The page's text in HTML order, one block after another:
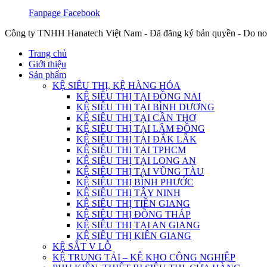
Fanpage Facebook
Công ty TNHH Hanatech Việt Nam - Đã đăng ký bản quyền - Do
Trang chủ
Giới thiệu
Sản phẩm
KỆ SIÊU THỊ, KỆ HÀNG HÓA
KỆ SIÊU THỊ TẠI ĐỒNG NAI
KỆ SIÊU THỊ TẠI BÌNH DƯƠNG
KỆ SIÊU THỊ TẠI CẦN THƠ
KỆ SIÊU THỊ TẠI LÂM ĐỒNG
KỆ SIÊU THỊ TẠI ĐẮK LẮK
KỆ SIÊU THỊ TẠI TPHCM
KỆ SIÊU THỊ TẠI LONG AN
KỆ SIÊU THỊ TẠI VŨNG TÀU
KỆ SIÊU THỊ BÌNH PHƯỚC
KỆ SIÊU THỊ TÂY NINH
KỆ SIÊU THỊ TIỀN GIANG
KỆ SIÊU THỊ ĐỒNG THÁP
KỆ SIÊU THỊ TẠI AN GIANG
KỆ SIÊU THỊ KIÊN GIANG
KỆ SẮT V LỖ
KỆ TRUNG TẢI – KỆ KHO CÔNG NGHIỆP